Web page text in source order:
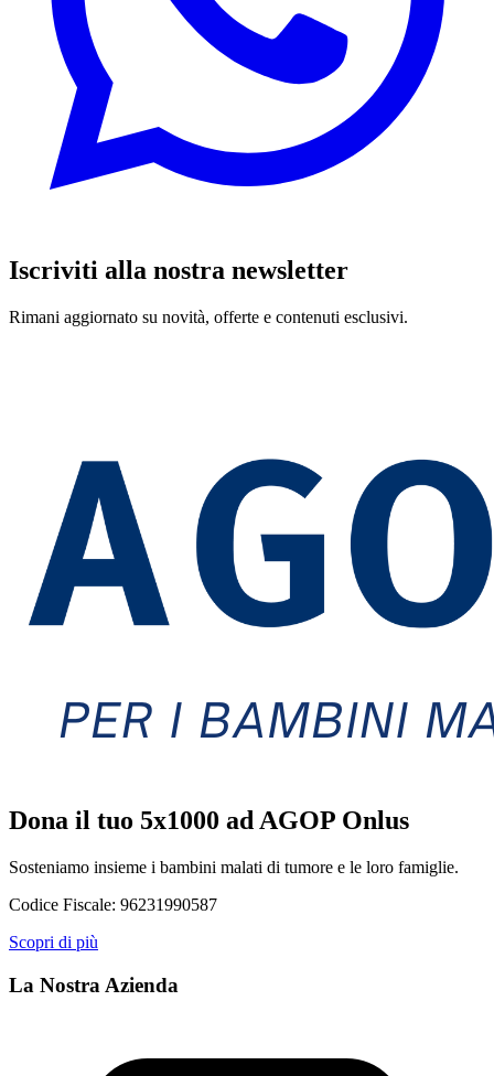
Iscriviti alla nostra newsletter
Rimani aggiornato su novità, offerte e contenuti esclusivi.
Dona il tuo 5x1000 ad AGOP Onlus
Sosteniamo insieme i bambini malati di tumore e le loro famiglie.
Codice Fiscale: 96231990587
Scopri di più
La Nostra Azienda